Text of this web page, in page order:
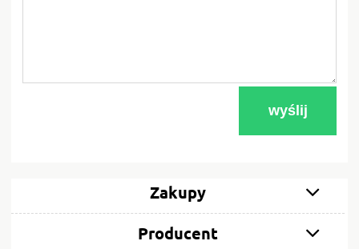
wyślij
Zakupy
Producent